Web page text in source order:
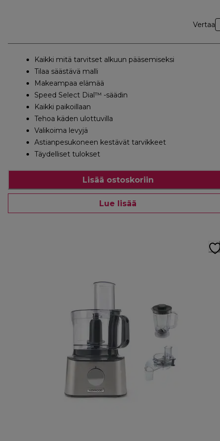
Vertaa
Kaikki mitä tarvitset alkuun pääsemiseksi
Tilaa säästävä malli
Makeampaa elämää
Speed Select Dial™ -säädin
Kaikki paikoillaan
Tehoa käden ulottuvilla
Valikoima levyjä
Astianpesukoneen kestävät tarvikkeet
Täydelliset tulokset
Lisää ostoskoriin
Lue lisää